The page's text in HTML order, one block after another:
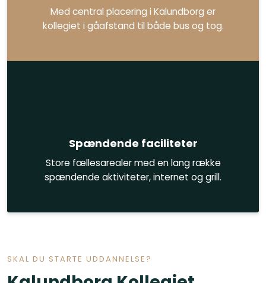
Med central placering i Kalundborg er
kollegiet i gåafstand til både bus og tog.
Spændende faciliteter
Store fællesarealer med en lang række
spændende aktiviteter, internet og grill.
SKAL DU STARTE UDDANNELSE?